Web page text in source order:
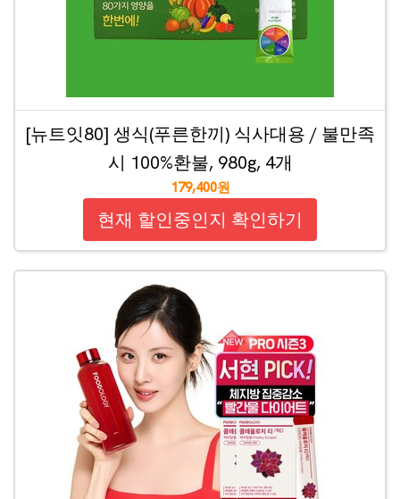
[뉴트잇80] 생식(푸른한끼) 식사대용 / 불만족
시 100%환불, 980g, 4개
179,400원
현재 할인중인지 확인하기